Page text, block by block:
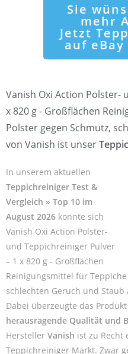
Sie
mehr
Jetzt
auf
Vanish Oxi Action Polster-
x 820 g - Großflächen
Polster gegen Schmutz,
von Vanish ist unser
In unserem aktuellen
Teppichreiniger Test &
Vergleich » Top 10 im
August 2026 konnte sich
Vanish Oxi Action Polster-
und Teppichreiniger Pulver
– 1 x 820 g - Großflächen
Reinigungsmittel für
schlechten Geruch und
Dabei überzeugte das
herausragende Qualität und
Hersteller Vanish ist zu Recht
Teppichreiniger Markt. Zwar